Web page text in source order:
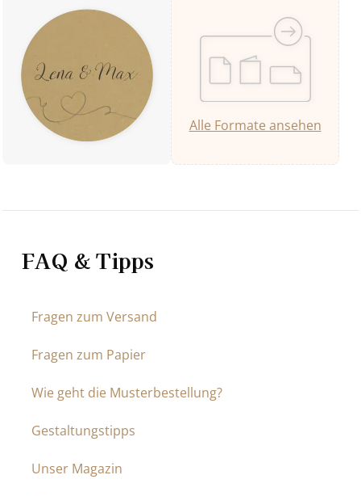
Alle Formate ansehen
FAQ & Tipps
Fragen zum Versand
Fragen zum Papier
Wie geht die Musterbestellung?
Gestaltungstipps
Unser Magazin